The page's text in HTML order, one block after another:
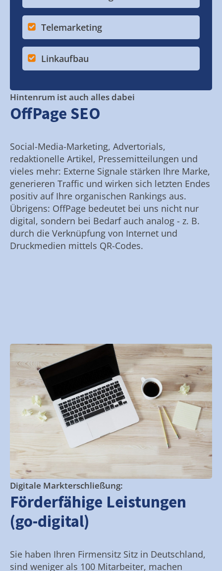
Telemarketing
Linkaufbau
Hintenrum ist auch alles dabei
OffPage SEO
Social-Media-Marketing, Advertorials,
redaktionelle Artikel, Pressemitteilungen und
vieles mehr: Externe Signale stärken Ihre Marke,
generieren Traffic und wirken sich letzten Endes
positiv auf Ihre organischen Rankings aus.
Übrigens: OffPage bedeutet bei uns nicht nur
digital, sondern bei Bedarf auch analog - z. B.
durch die Verknüpfung von Internet und
Druckmedien mittels QR-Codes.
Digitale Markterschließung:
Förderfähige Leistungen
(go-digital)
Sie haben Ihren Firmensitz Sitz in Deutschland,
sind weniger als 100 Mitarbeiter, machen